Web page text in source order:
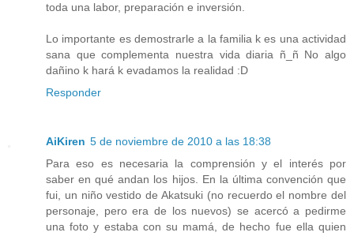
toda una labor, preparación e inversión.
Lo importante es demostrarle a la familia k es una actividad
sana que complementa nuestra vida diaria ñ_ñ No algo
dañino k hará k evadamos la realidad :D
Responder
AiKiren 5 de noviembre de 2010 a las 18:38
Para eso es necesaria la comprensión y el interés por
saber en qué andan los hijos. En la última convención que
fui, un niño vestido de Akatsuki (no recuerdo el nombre del
personaje, pero era de los nuevos) se acercó a pedirme
una foto y estaba con su mamá, de hecho fue ella quien